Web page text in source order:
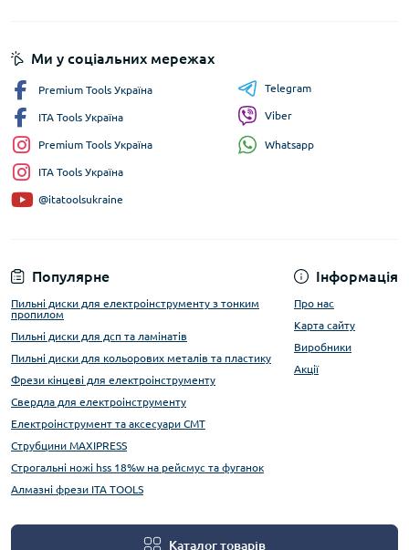
Популярне
Пильні диски для електроінструменту з тонким
пропилом
Пильні диски для дсп та ламінатів
Пильні диски для кольорових металів та пластику
Фрези кінцеві для електроінструменту
Свердла для електроінструменту
Електроінструмент та аксесуари CMT
Струбцини MAXIPRESS
Строгальні ножі hss 18%w на рейсмус та фуганок
Алмазні фрези ITA TOOLS
Інформація
Про нас
Карта сайту
Виробники
Акції
Каталог товарів
Ми у соціальних мережах
Premium Tools Україна
ITA Tools Україна
Premium Tools Україна
ITA Tools Україна
@itatoolsukraine
Telegram
Viber
Whatsapp